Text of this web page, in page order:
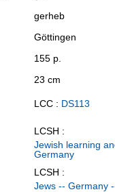
gerheb
Göttingen
155 p.
23 cm
LCC : DS113
LCSH :
Jewish learning
Germany
LCSH :
Jews -- Germany